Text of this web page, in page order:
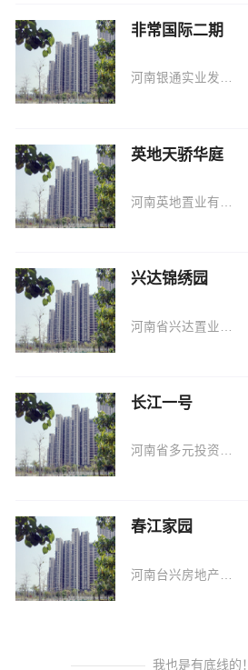
非常国际二期
河南银通实业发展有限公司
英地天骄华庭
河南英地置业有限公司
兴达锦绣园
长江一号
河南省多元投资开发有限公司
春江家园
我也是有底线的！